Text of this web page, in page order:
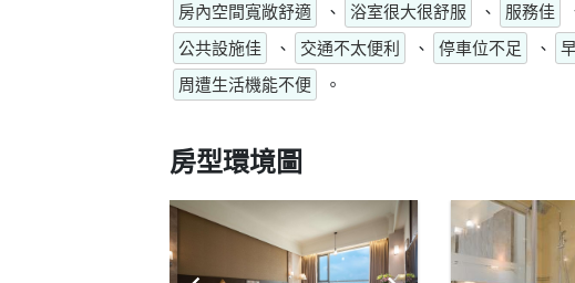
房內空間寬敞舒適
、 浴室很大很舒服 、 服務佳
公共設施佳
、 交通不太便利 、 停車位不足 、
周遭生活機能不便
。
房型環境圖